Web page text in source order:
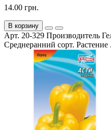
14.00 грн.
В корзину
Арт. 20-329 Производитель
Среднеранний сорт. Растение